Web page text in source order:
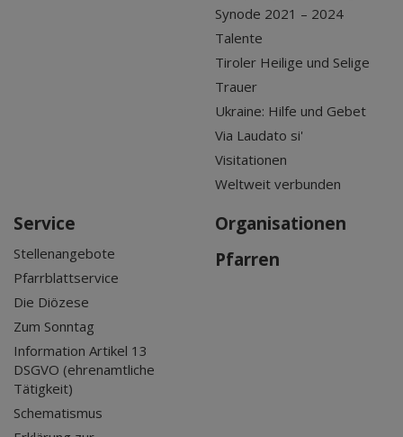
Synode 2021 – 2024
Talente
Tiroler Heilige und Selige
Trauer
Ukraine: Hilfe und Gebet
Via Laudato si'
Visitationen
Weltweit verbunden
Service
Stellenangebote
Pfarrblattservice
Die Diözese
Zum Sonntag
Information Artikel 13
DSGVO (ehrenamtliche
Tätigkeit)
Schematismus
Organisationen
Pfarren